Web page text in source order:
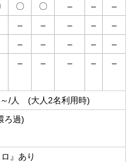
〇 〇 – –
–
– – – –
–
– – – –
–
– – – – –
～/人 (大人2名利用時)
ろ過)
』あり